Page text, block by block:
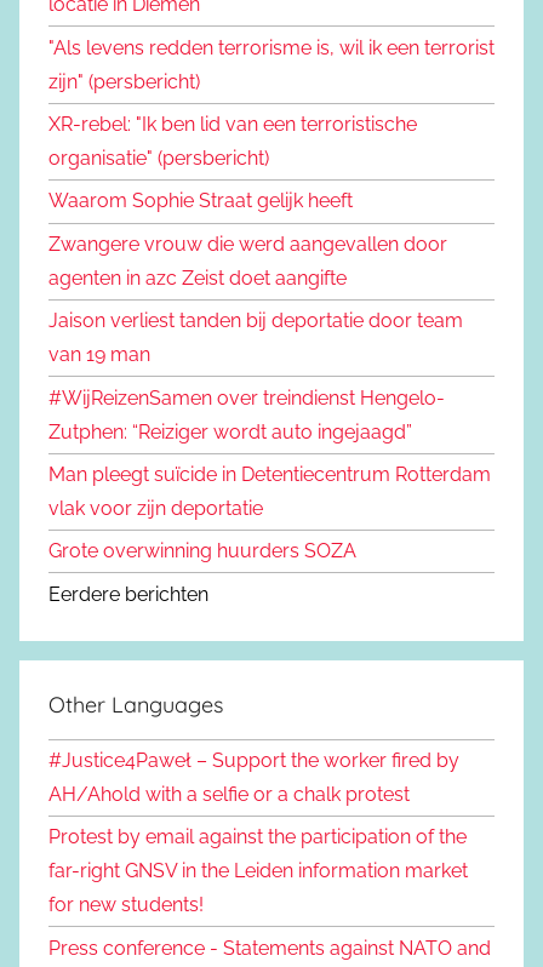
"Als levens redden terrorisme is, wil ik een terrorist
zijn" (persbericht)
XR-rebel: "Ik ben lid van een terroristische
organisatie" (persbericht)
Waarom Sophie Straat gelijk heeft
Zwangere vrouw die werd aangevallen door
agenten in azc Zeist doet aangifte
Jaison verliest tanden bij deportatie door team
van 19 man
#WijReizenSamen over treindienst Hengelo-
Zutphen: “Reiziger wordt auto ingejaagd”
Man pleegt suïcide in Detentiecentrum Rotterdam
vlak voor zijn deportatie
Grote overwinning huurders SOZA
Eerdere berichten
Other Languages
#Justice4Paweł – Support the worker fired by
AH/Ahold with a selfie or a chalk protest
Protest by email against the participation of the
far-right GNSV in the Leiden information market
for new students!
Press conference - Statements against NATO and